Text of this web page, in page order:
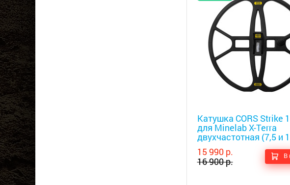
Катушка CORS Strike
для Minelab X-Terra
двухчастотная (7,5 и
кГц)
15 990 р.
16 900 р.
В